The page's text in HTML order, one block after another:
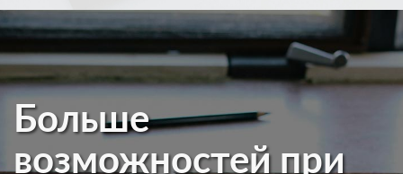
Больше
возможностей при